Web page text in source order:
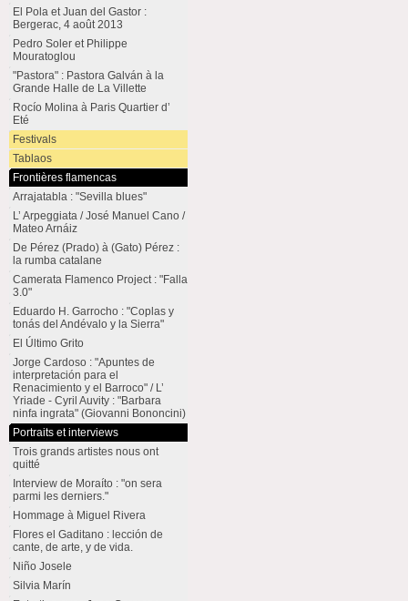
El Pola et Juan del Gastor :
Bergerac, 4 août 2013
Pedro Soler et Philippe
Mouratoglou
"Pastora" : Pastora Galván à la
Grande Halle de La Villette
Rocío Molina à Paris Quartier d’
Eté
Festivals
Tablaos
Frontières flamencas
Arrajatabla : "Sevilla blues"
L’ Arpeggiata / José Manuel Cano /
Mateo Arnáiz
De Pérez (Prado) à (Gato) Pérez :
la rumba catalane
Camerata Flamenco Project : "Falla
3.0"
Eduardo H. Garrocho : "Coplas y
tonás del Andévalo y la Sierra"
El Último Grito
Jorge Cardoso : "Apuntes de
interpretación para el
Renacimiento y el Barroco" / L’
Yriade - Cyril Auvity : "Barbara
ninfa ingrata" (Giovanni Bononcini)
Portraits et interviews
Trois grands artistes nous ont
quitté
Interview de Moraíto : "on sera
parmi les derniers."
Hommage à Miguel Rivera
Flores el Gaditano : lección de
cante, de arte, y de vida.
Niño Josele
Silvia Marín